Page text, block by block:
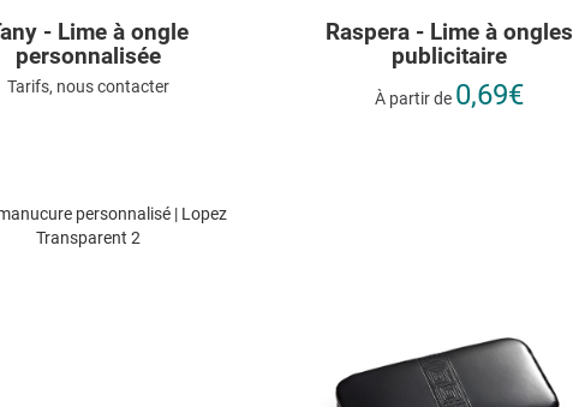
- Lime à ongle
personnalisée
Tarifs, nous contacter
Raspera - Lime à ongles
publicitaire
À partir de 0,69€